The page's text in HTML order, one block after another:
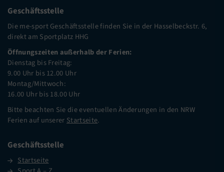
Geschäftsstelle
Die me-sport Geschäftsstelle finden Sie in der Hasselbeckstr. 6,
direkt am Sportplatz HHG
Öffnungszeiten außerhalb der Ferien:
Dienstag bis Freitag:
9.00 Uhr bis 12.00 Uhr
Montag/Mittwoch:
16.00 Uhr bis 18.00 Uhr
Bitte beachten Sie die eventuellen Änderungen in den NRW
Ferien auf unserer Startseite.
Geschäftsstelle
Startseite